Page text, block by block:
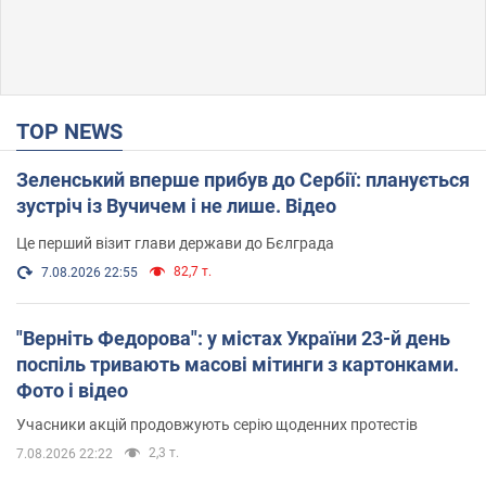
TOP NEWS
Зеленський вперше прибув до Сербії: планується
зустріч із Вучичем і не лише. Відео
Це перший візит глави держави до Бєлграда
7.08.2026 22:55 82,7 т.
"Верніть Федорова": у містах України 23-й день
поспіль тривають масові мітинги з картонками.
Фото і відео
Учасники акцій продовжують серію щоденних протестів
7.08.2026 22:22 2,3 т.